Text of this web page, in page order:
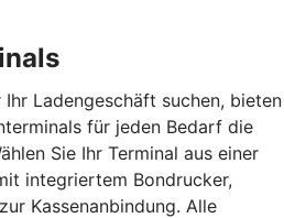
Ladengeschäft suchen, bieten
für jeden Bedarf die
Sie Ihr Terminal aus einer
integriertem Bondrucker,
Kassenanbindung. Alle